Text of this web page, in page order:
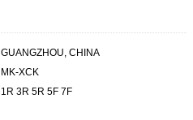
GUANGZHOU, CHINA
MK-XCK
1R 3R 5R 5F 7F